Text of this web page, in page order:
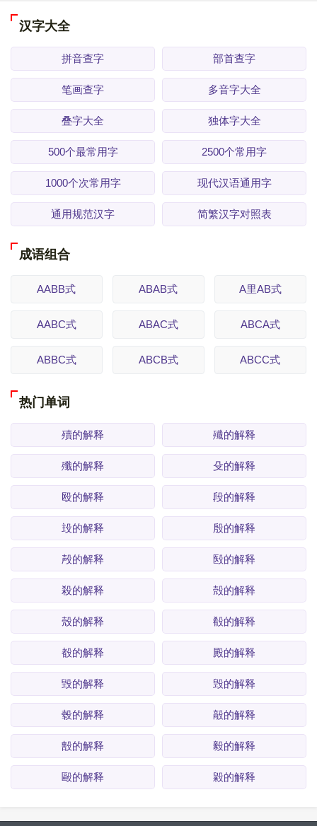
汉字大全
拼音查字 部首查字
笔画查字 多音字大全
叠字大全 独体字大全
500个最常用字 2500个常用字
1000个次常用字 现代汉语通用字
通用规范汉字 简繁汉字对照表
成语组合
AABB式 ABAB式 A里AB式
AABC式 ABAC式 ABCA式
ABBC式 ABCB式 ABCC式
热门单词
殰的解释 殱的解释
殲的解释 殳的解释
殴的解释 段的解释
殶的解释 殷的解释
殸的解释 殹的解释
殺的解释 殻的解释
殼的解释 殽的解释
殾的解释 殿的解释
毀的解释 毁的解释
毂的解释 毃的解释
毄的解释 毅的解释
毆的解释 毇的解释